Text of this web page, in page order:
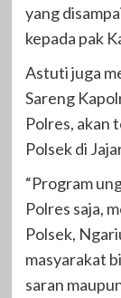
yang
kepada pak
Astuti juga
Sareng
Polres, akan
Polsek di
“Program
Polres saja,
Polsek,
masyarakat
saran